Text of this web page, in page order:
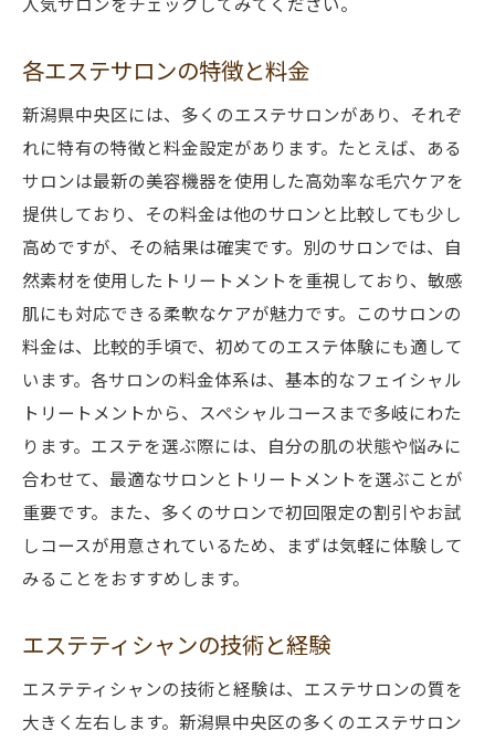
各エステサロンの特徴と料金
新潟県中央区には、多くのエステサロンがあり、それぞ
れに特有の特徴と料金設定があります。たとえば、ある
サロンは最新の美容機器を使用した高効率な毛穴ケアを
提供しており、その料金は他のサロンと比較しても少し
高めですが、その結果は確実です。別のサロンでは、自
然素材を使用したトリートメントを重視しており、敏感
肌にも対応できる柔軟なケアが魅力です。このサロンの
料金は、比較的手頃で、初めてのエステ体験にも適して
います。各サロンの料金体系は、基本的なフェイシャル
トリートメントから、スペシャルコースまで多岐にわた
ります。エステを選ぶ際には、自分の肌の状態や悩みに
合わせて、最適なサロンとトリートメントを選ぶことが
重要です。また、多くのサロンで初回限定の割引やお試
しコースが用意されているため、まずは気軽に体験して
みることをおすすめします。
エステティシャンの技術と経験
エステティシャンの技術と経験は、エステサロンの質を
大きく左右します。新潟県中央区の多くのエステサロン